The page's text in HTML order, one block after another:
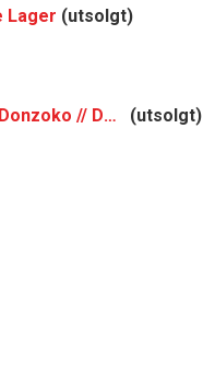
Lager (utsolgt)
Northern Monk Patrons 19.03 Pigs x 7 // Reducer // Donzoko // DDH NZ Pilsner (utsolgt)